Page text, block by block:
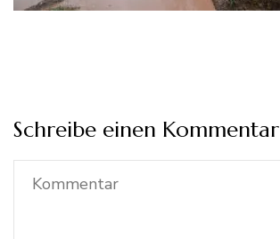
Schreibe einen Kommentar